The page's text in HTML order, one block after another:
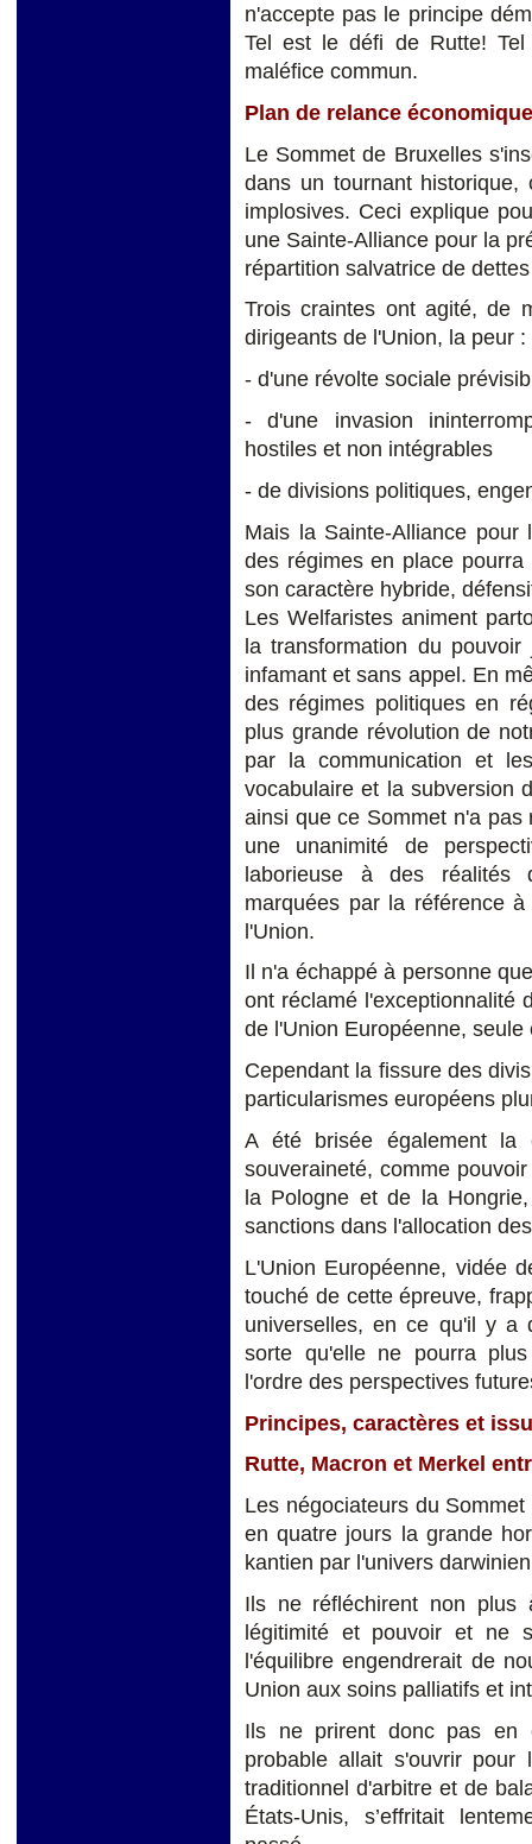
n'accepte pas le principe
Tel est le défi de Rutte!
maléfice commun.
Plan de relance
Le Sommet de Bruxelles
dans un tournant historique,
implosives. Ceci explique
une Sainte-Alliance pour la
répartition salvatrice de
Trois craintes ont agité, de
dirigeants de l'Union, la peur :
- d'une révolte sociale
- d'une invasion
hostiles et non intégrables
- de divisions politiques,
Mais la Sainte-Alliance
des régimes en place
son caractère hybride,
Les Welfaristes animent
la transformation du
infamant et sans appel. En
des régimes politiques en
plus grande révolution de
par la communication et
vocabulaire et la subversion
ainsi que ce Sommet n'a
une unanimité de
laborieuse à des réalités
marquées par la référence
l'Union.
Il n'a échappé à personne
ont réclamé l'exceptionnalité
de l'Union Européenne,
Cependant la fissure des
particularismes européens
A été brisée également la
souveraineté, comme
la Pologne et de la
sanctions dans l'allocation
L'Union Européenne, vidée
touché de cette épreuve,
universelles, en ce qu'il y a
sorte qu'elle ne pourra
l'ordre des perspectives
Principes, caractères et
Rutte, Macron et Merkel
Les négociateurs du
en quatre jours la grande
kantien par l'univers
Ils ne réfléchirent non plus
légitimité et pouvoir et ne
l'équilibre engendrerait de
Union aux soins palliatifs et
Ils ne prirent donc pas en
probable allait s'ouvrir
traditionnel d'arbitre et de
États-Unis, s’effritait